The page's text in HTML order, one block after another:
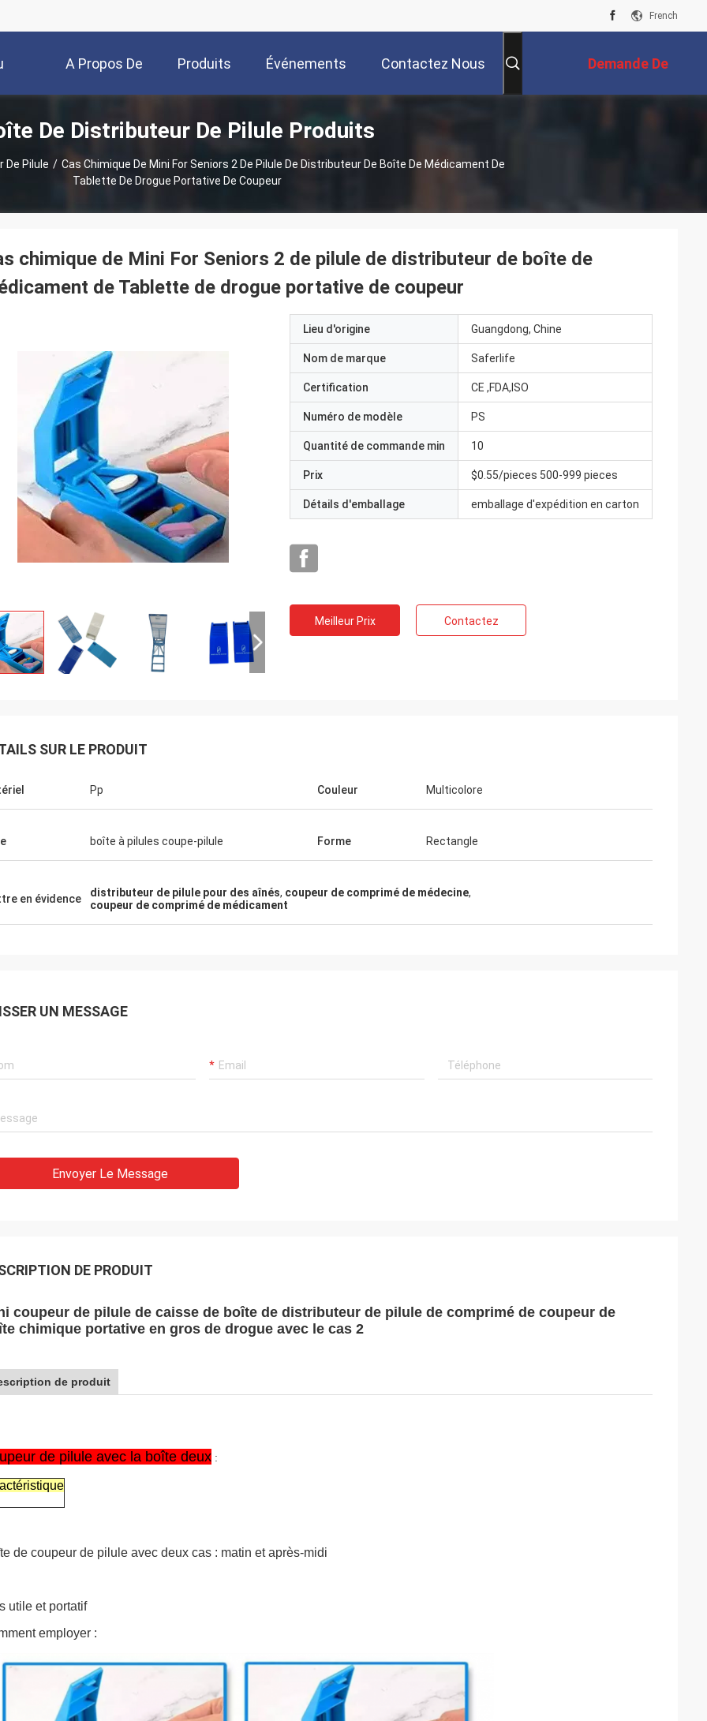
French
A Propos De
Nous
Produits Événements Contactez Nous Demande De
Soumission
De Distributeur De Pilule Produits
De Pilule / Cas Chimique De Mini For Seniors 2 De Pilule De Distributeur De Boîte De Médicament De
Tablette De Drogue Portative De Coupeur
chimique de Mini For Seniors 2 de pilule de distributeur de boîte de
de Tablette de drogue portative de coupeur
Lieu d'origine Guangdong, Chine
Nom de marque Saferlife
Certification CE ,FDA,ISO
Numéro de modèle PS
Quantité de commande min 10
Prix $0.55/pieces 500-999 pieces
Détails d'emballage emballage d'expédition en carton
Meilleur Prix Contactez
SUR LE PRODUIT
Pp Couleur Multicolore
boîte à pilules coupe-pilule Forme Rectangle
en évidence distributeur de pilule pour des aînés, coupeur de comprimé de médecine,
coupeur de comprimé de médicament
UN MESSAGE
Envoyer Le Message
DE PRODUIT
coupeur de pilule de caisse de boîte de distributeur de pilule de comprimé de coupeur de
chimique portative en gros de drogue avec le cas 2
de produit
de pilule avec la boîte deux :
de coupeur de pilule avec deux cas : matin et après-midi
utile et portatif
employer :